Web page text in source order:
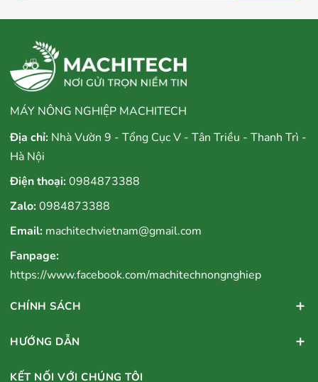
MÁY NÔNG NGHIỆP MACHITECH
Địa chỉ: Nhà Vườn 9 - Tổng Cục V - Tân Triều - Thanh Trì -
Hà Nội
Điện thoại:0984873388
Zalo:0984873388
Email: machitechvietnam@gmail.com
Fanpage:
https://www.facebook.com/machitechnongnghiep
CHÍNH SÁCH
HƯỚNG DẪN
KẾT NỐI VỚI CHÚNG TÔI